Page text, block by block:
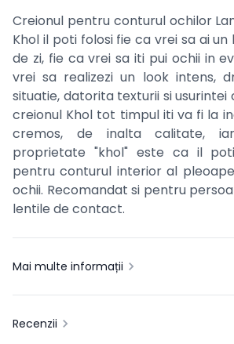
Creionul pentru conturul ochilor
Khol il poti folosi fie ca vrei sa ai
de zi, fie ca vrei sa iti pui ochii in
vrei sa realizezi un look intens,
situatie, datorita texturii si usurintei
creionul Khol tot timpul iti va fi la
cremos, de inalta calitate,
proprietate "khol" este ca il
pentru conturul interior al
ochii. Recomandat si pentru
lentile de contact.
Mai multe informații
Recenzii